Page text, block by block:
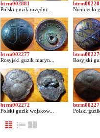
btrm002881
Polski guzik urzędni...
Niemiecki
btrm002277
Rosyjski guzik maryn...
Rosyjski
btrm002272
Polski guzik wojskow...
Polski